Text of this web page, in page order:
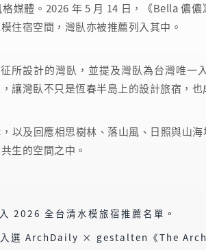
媒體。2026 年 5 月 14 日，《Bella 儂
住宿空間，灣臥亦被推薦列入其中。
所設計的灣臥，並提及灣臥為台灣唯
灣臥不只是恆春半島上的設計旅宿，也
以及回應相思樹林、落山風、日照與山
生的空間之中。
2026 全台清水模旅宿推薦名單。
入選 ArchDaily × gestalten《The